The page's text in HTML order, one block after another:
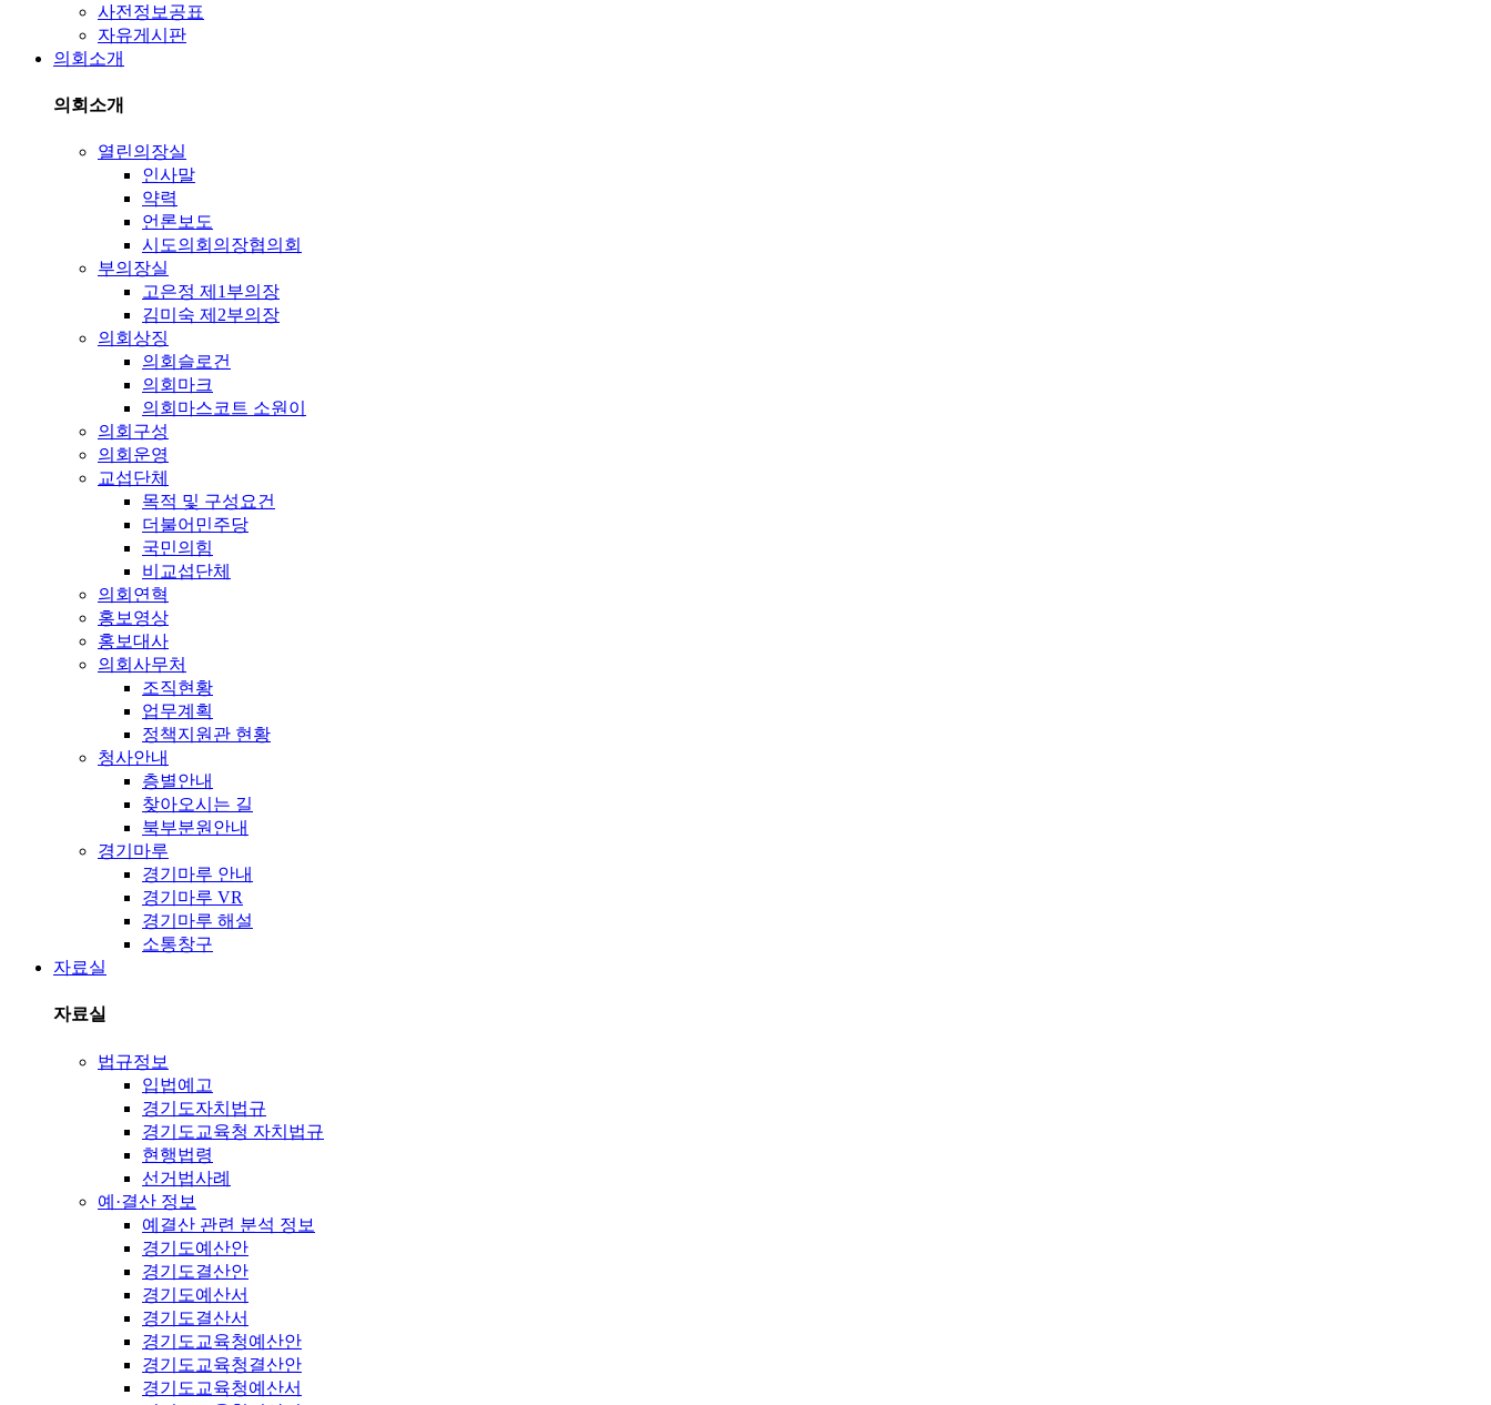
사전정보공표
자유게시판
의회소개
의회소개
열린의장실
인사말
약력
언론보도
시도의회의장협의회
부의장실
고은정 제1부의장
김미숙 제2부의장
의회상징
의회슬로건
의회마크
의회마스코트 소원이
의회구성
의회운영
교섭단체
목적 및 구성요건
더불어민주당
국민의힘
비교섭단체
의회연혁
홍보영상
홍보대사
의회사무처
조직현황
업무계획
정책지원관 현황
청사안내
층별안내
찾아오시는 길
북부분원안내
경기마루
경기마루 안내
경기마루 VR
경기마루 해설
소통창구
자료실
자료실
법규정보
입법예고
경기도자치법규
경기도교육청 자치법규
현행법령
선거법사례
예·결산 정보
예결산 관련 분석 정보
경기도예산안
경기도결산안
경기도예산서
경기도결산서
경기도교육청예산안
경기도교육청결산안
경기도교육청예산서